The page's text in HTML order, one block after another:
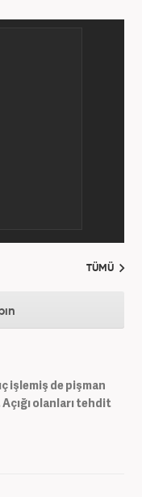
TÜMÜ
işlemiş de pişman
olanları tehdit